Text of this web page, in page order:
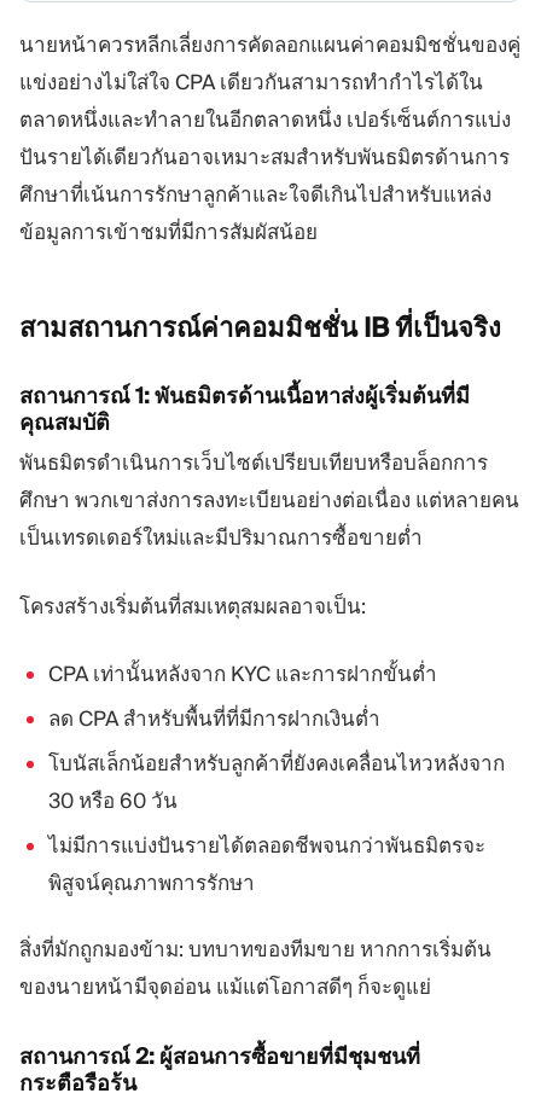
นายหน้าควรหลีกเลี่ยงการคัดลอกแผนค่าคอมมิชชั่นของคู่
แข่งอย่างไม่ใส่ใจ CPA เดียวกันสามารถทำกำไรได้ใน
ตลาดหนึ่งและทำลายในอีกตลาดหนึ่ง เปอร์เซ็นต์การแบ่ง
ปันรายได้เดียวกันอาจเหมาะสมสำหรับพันธมิตรด้านการ
ศึกษาที่เน้นการรักษาลูกค้าและใจดีเกินไปสำหรับแหล่ง
ข้อมูลการเข้าชมที่มีการสัมผัสน้อย
สามสถานการณ์ค่าคอมมิชชั่น IBที่เป็นจริง
สถานการณ์ 1: พันธมิตรด้านเนื้อหาส่งผู้เริ่มต้นที่มี
คุณสมบัติ
พันธมิตรดำเนินการเว็บไซต์เปรียบเทียบหรือบล็อกการ
ศึกษา พวกเขาส่งการลงทะเบียนอย่างต่อเนื่อง แต่หลายคน
เป็นเทรดเดอร์ใหม่และมีปริมาณการซื้อขายต่ำ
โครงสร้างเริ่มต้นที่สมเหตุสมผลอาจเป็น:
CPA เท่านั้นหลังจาก KYC และการฝากขั้นต่ำ
ลด CPA สำหรับพื้นที่ที่มีการฝากเงินต่ำ
โบนัสเล็กน้อยสำหรับลูกค้าที่ยังคงเคลื่อนไหวหลังจาก
30 หรือ 60 วัน
ไม่มีการแบ่งปันรายได้ตลอดชีพจนกว่าพันธมิตรจะ
พิสูจน์คุณภาพการรักษา
สิ่งที่มักถูกมองข้าม: บทบาทของทีมขาย หากการเริ่มต้น
ของนายหน้ามีจุดอ่อน แม้แต่โอกาสดีๆ ก็จะดูแย่
สถานการณ์ 2: ผู้สอนการซื้อขายที่มีชุมชนที่
กระตือรือร้น